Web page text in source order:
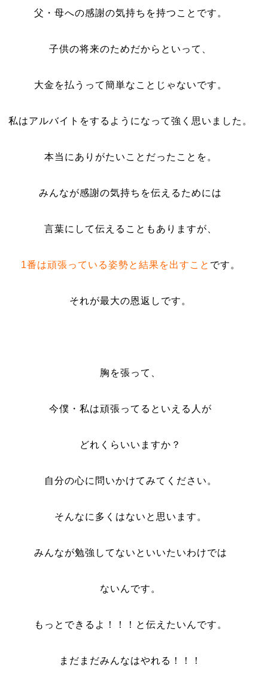
父・母への感謝の気持ちを持つことです。
子供の将来のためだからといって、
大金を払うって簡単なことじゃないです。
私はアルバイトをするようになって強く思いました。
本当にありがたいことだったことを。
みんなが感謝の気持ちを伝えるためには
言葉にして伝えることもありますが、
1番は頑張っている姿勢と結果を出すこと です。
それが最大の恩返しです。
胸を張って、
今僕・私は頑張ってるといえる人が
どれくらいいますか？
自分の心に問いかけてみてください。
そんなに多くはないと思います。
みんなが勉強してないといいたいわけでは
ないんです。
もっとできるよ！！！と伝えたいんです。
まだまだみんなはやれる！！！